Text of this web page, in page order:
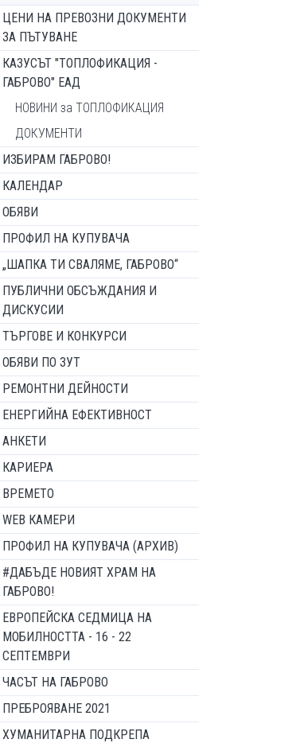
ЦЕНИ НА ПРЕВОЗНИ ДОКУМЕНТИ
ЗА ПЪТУВАНЕ
КАЗУСЪТ "ТОПЛОФИКАЦИЯ -
ГАБРОВО" ЕАД
НОВИНИ за ТОПЛОФИКАЦИЯ
ДОКУМЕНТИ
ИЗБИРАМ ГАБРОВО!
КАЛЕНДАР
ОБЯВИ
ПРОФИЛ НА КУПУВАЧА
„ШАПКА ТИ СВАЛЯМЕ, ГАБРОВО“
ПУБЛИЧНИ ОБСЪЖДАНИЯ И
ДИСКУСИИ
ТЪРГОВЕ И КОНКУРСИ
ОБЯВИ ПО ЗУТ
РЕМОНТНИ ДЕЙНОСТИ
ЕНЕРГИЙНА ЕФЕКТИВНОСТ
АНКЕТИ
КАРИЕРА
ВРЕМЕТО
WEB КАМЕРИ
ПРОФИЛ НА КУПУВАЧА (АРХИВ)
#ДАБЪДЕ НОВИЯТ ХРАМ НА
ГАБРОВО!
ЕВРОПЕЙСКА СЕДМИЦА НА
МОБИЛНОСТТА - 16 - 22
СЕПТЕМВРИ
ЧАСЪТ НА ГАБРОВО
ПРЕБРОЯВАНЕ 2021
ХУМАНИТАРНА ПОДКРЕПА